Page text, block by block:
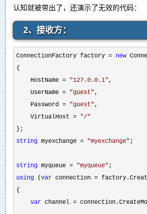
认知就被带出了，还演示了无效的代码：
2、接收方：
ConnectionFactory factory = new
{
    HostName
= "127.0.0.1",
    UserName
= "guest",
    Password
= "guest",
    VirtualHost
= "/"
string myexchange = "myexchange" ;
string myqueue = "myqueue"
using (var connection =
{
var channel =